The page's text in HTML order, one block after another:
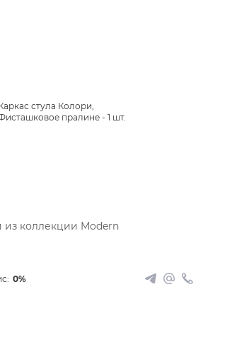
стула Колори,
пралине - 1 шт.
из коллекции Modern
0%